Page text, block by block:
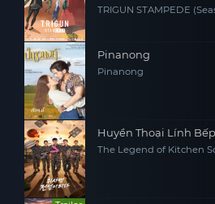
TRIGUN STAMPEDE
Pinanong
Pinanong
Huyền Thoại Lính Bếp
The Legend of Kitchen